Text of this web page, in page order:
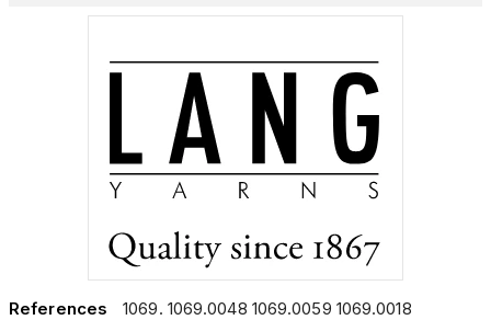
References
1069. 1069.0048 1069.0059 1069.0018